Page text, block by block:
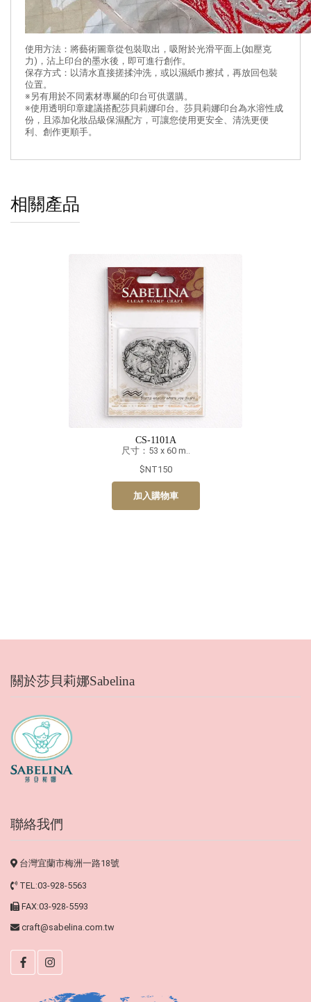
使用方法：將藝術圖章從包裝取出，吸附於光滑平面上(如壓克
力)，沾上印台的墨水後，即可進行創作。
保存方式：以清水直接搓揉沖洗，或以濕紙巾擦拭，再放回包裝
位置。
※另有用於不同素材專屬的印台可供選購。
※使用透明印章建議搭配莎貝莉娜印台。莎貝莉娜印台為水溶性成
份，且添加化妝品級保濕配方，可讓您使用更安全、清洗更便
利、創作更順手。
相關產品
CS-1101A
尺寸：53 x 60 m..
$NT150
加入購物車
關於莎貝莉娜Sabelina
聯絡我們
台灣宜蘭市梅洲一路18號
TEL:03-928-5563
FAX:03-928-5593
craft@sabelina.com.tw